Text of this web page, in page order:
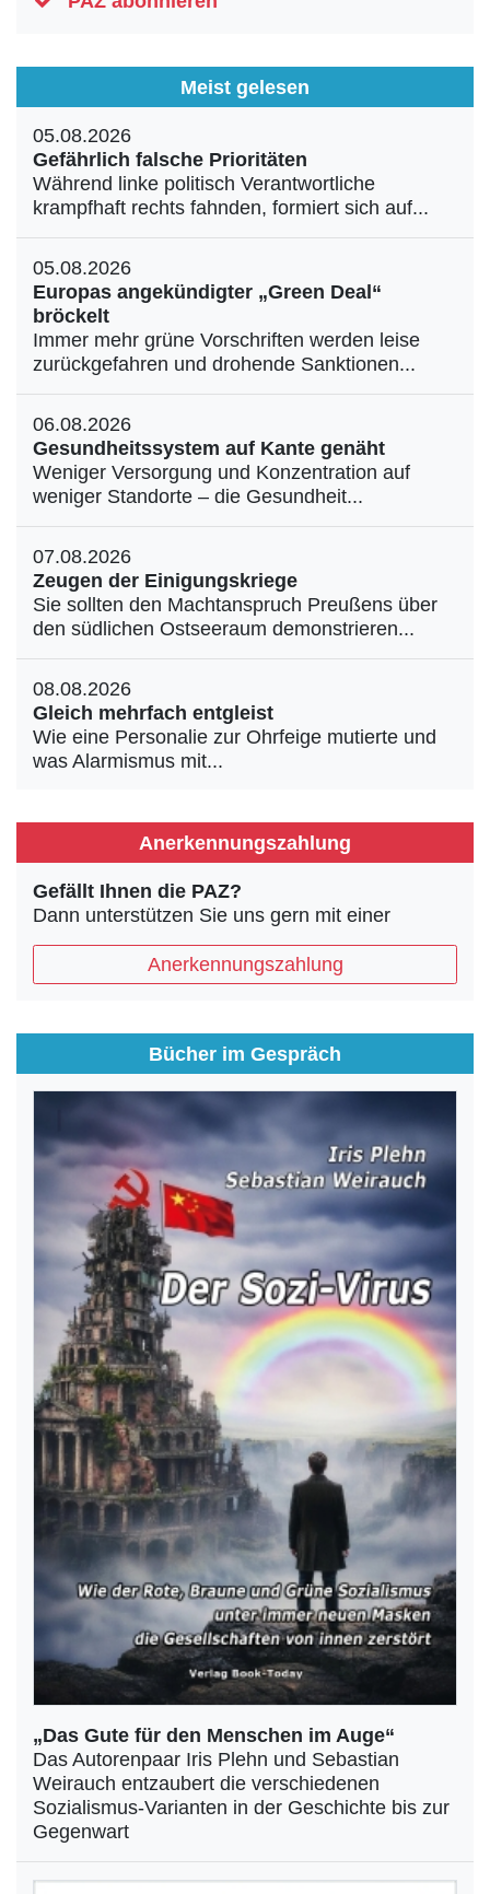
Meist gelesen
05.08.2026
Gefährlich falsche Prioritäten
Während linke politisch Verantwortliche
krampfhaft rechts fahnden, formiert sich auf...
05.08.2026
Europas angekündigter „Green Deal“
bröckelt
Immer mehr grüne Vorschriften werden leise
zurückgefahren und drohende Sanktionen...
06.08.2026
Gesundheitssystem auf Kante genäht
Weniger Versorgung und Konzentration auf
weniger Standorte – die Gesundheit...
07.08.2026
Zeugen der Einigungskriege
Sie sollten den Machtanspruch Preußens über
den südlichen Ostseeraum demonstrieren...
08.08.2026
Gleich mehrfach entgleist
Wie eine Personalie zur Ohrfeige mutierte und
was Alarmismus mit...
Anerkennungszahlung
Gefällt Ihnen die PAZ?
Dann unterstützen Sie uns gern mit einer
Anerkennungszahlung
Bücher im Gespräch
„Das Gute für den Menschen im Auge“
Das Autorenpaar Iris Plehn und Sebastian
Weirauch entzaubert die verschiedenen
Sozialismus-Varianten in der Geschichte bis zur
Gegenwart